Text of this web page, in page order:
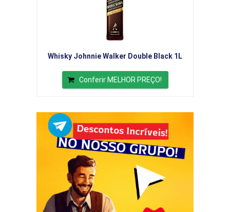
Whisky Johnnie Walker Double Black 1L
Conferir MELHOR PREÇO!